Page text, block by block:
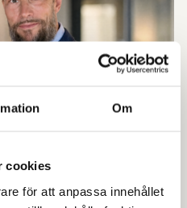
Om
cookies
för att anpassa innehållet
till Chief